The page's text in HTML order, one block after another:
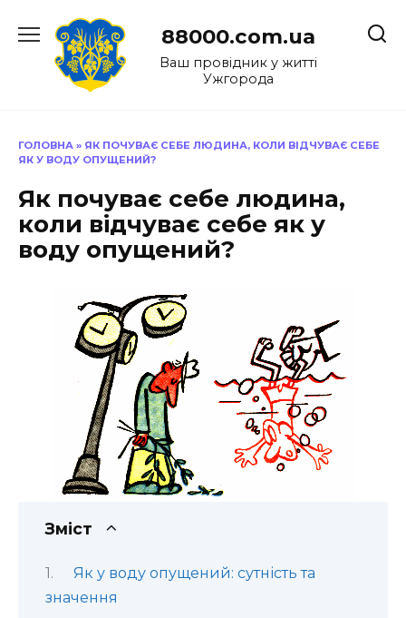
до
88000.com.ua
Ваш провідник у житті
Ужгорода
ГОЛОВНА » ЯК ПОЧУВАЄ СЕБЕ ЛЮДИНА, КОЛИ ВІДЧУВАЄ СЕБЕ
ЯК У ВОДУ ОПУЩЕНИЙ?
Як почуває себе людина,
коли відчуває себе як у
воду опущений?
Зміст
Як у воду опущений: сутність та
значення